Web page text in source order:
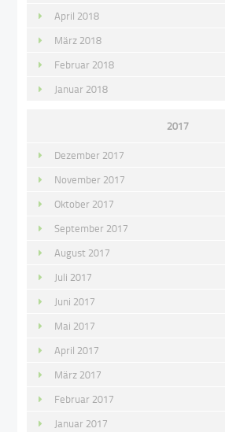
April 2018
März 2018
Februar 2018
Januar 2018
2017
Dezember 2017
November 2017
Oktober 2017
September 2017
August 2017
Juli 2017
Juni 2017
Mai 2017
April 2017
März 2017
Februar 2017
Januar 2017